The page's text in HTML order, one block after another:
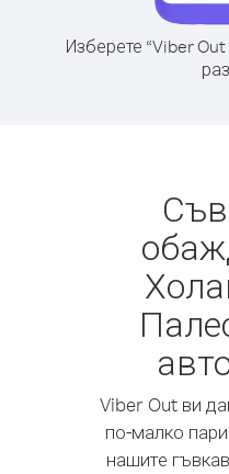
Изберете “Viber Out
Viber Out ви
по-малко
нашите